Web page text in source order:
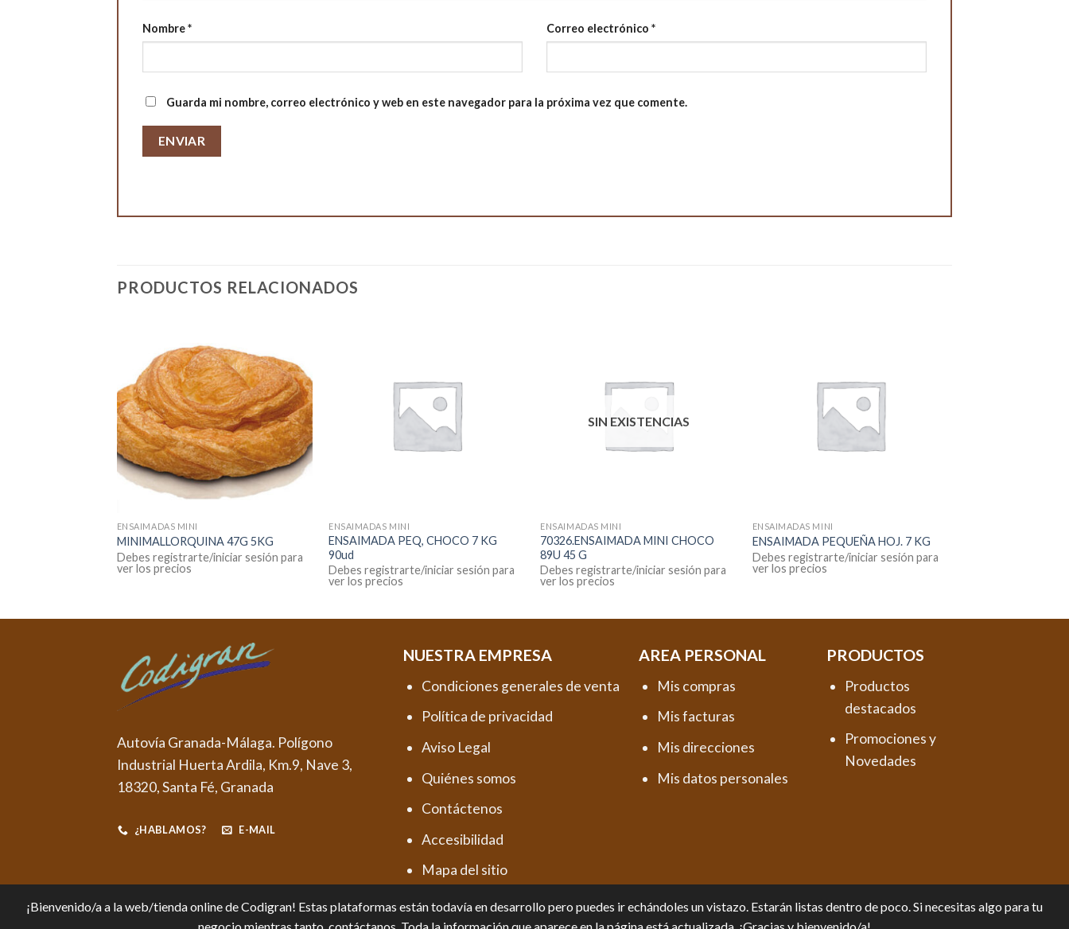
Nombre* Correo electrónico *
Guarda mi nombre, correo electrónico y web en este navegador para la próxima vez que comente.
PRODUCTOS RELACIONADOS
ENSAIMADAS MINI
MINIMALLORQUINA 47G 5KG
Debes registrarte/iniciar sesión para
ver los precios
ENSAIMADAS MINI
ENSAIMADA PEQ, CHOCO 7 KG
90ud
Debes registrarte/iniciar sesión para
ver los precios
SIN EXISTENCIAS
ENSAIMADAS MINI
70326.ENSAIMADA MINI CHOCO
89U 45 G
Debes registrarte/iniciar sesión para
ver los precios
ENSAIMADAS MINI
ENSAIMADA PEQUEÑA HOJ. 7 KG
Debes registrarte/iniciar sesión para
ver los precios
Autovía Granada-Málaga. Polígono
Industrial Huerta Ardila, Km.9, Nave 3,
18320, Santa Fé, Granada
¿HABLAMOS? E-MAIL
NUESTRA EMPRESA
Condiciones generales de venta
Política de privacidad
Aviso Legal
Quiénes somos
Contáctenos
Accesibilidad
Mapa del sitio
AREA PERSONAL
Mis compras
Mis facturas
Mis direcciones
Mis datos personales
PRODUCTOS
Productos
destacados
Promociones y
Novedades
¡Bienvenido/a a la web/tienda online de Codigran! Estas plataformas están todavía en desarrollo pero puedes ir echándoles un vistazo. Estarán listas dentro de poco. Si necesitas algo para tu